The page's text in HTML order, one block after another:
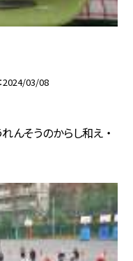
2024/03/08
んそうのからし和え ・